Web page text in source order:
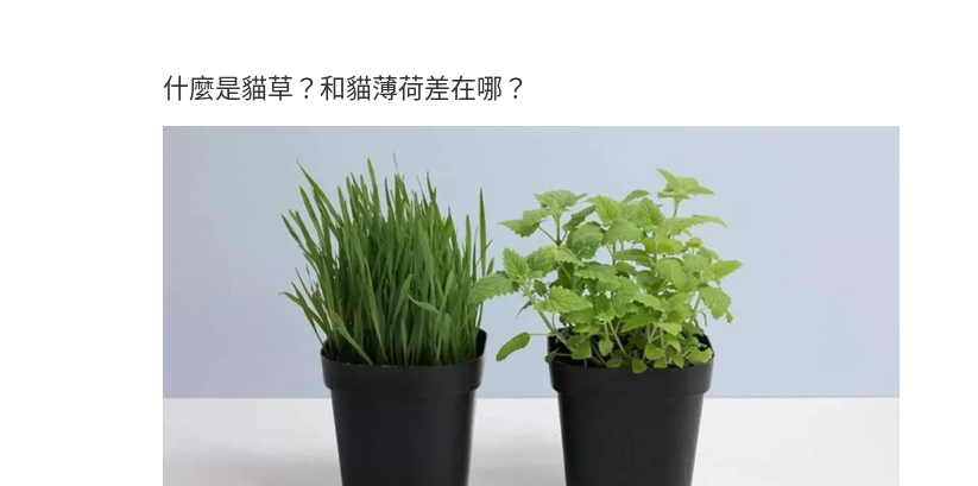
什麼是貓草？和貓薄荷差在哪？